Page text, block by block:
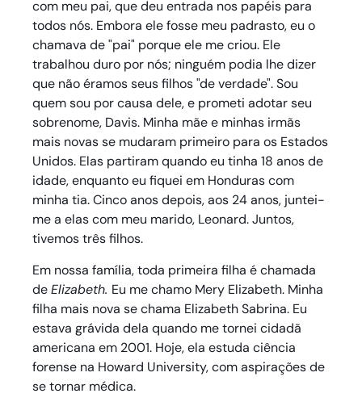
com meu pai, que deu entrada nos papéis para
todos nós. Embora ele fosse meu padrasto, eu o
chamava de "pai" porque ele me criou. Ele
trabalhou duro por nós; ninguém podia lhe dizer
que não éramos seus filhos "de verdade". Sou
quem sou por causa dele, e prometi adotar seu
sobrenome, Davis. Minha mãe e minhas irmãs
mais novas se mudaram primeiro para os Estados
Unidos. Elas partiram quando eu tinha 18 anos de
idade, enquanto eu fiquei em Honduras com
minha tia. Cinco anos depois, aos 24 anos, juntei-
me a elas com meu marido, Leonard. Juntos,
tivemos três filhos.
Em nossa família, toda primeira filha é chamada
deElizabeth. Eu me chamo Mery Elizabeth. Minha
filha mais nova se chama Elizabeth Sabrina. Eu
estava grávida dela quando me tornei cidadã
americana em 2001. Hoje, ela estuda ciência
forense na Howard University, com aspirações de
se tornar médica.